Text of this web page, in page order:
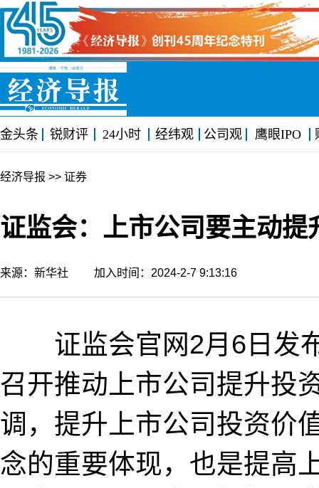
金头条 锐财评 24小时 经纬观 公司观 鹰眼IPO
经济导报 >> 证券
证监会：上市公司要主动提
来源：新华社 加入时间：2024-2-7 9:13:16
证监会官网2月6日发
召开推动上市公司提升投
调，提升上市公司投资价
念的重要体现，也是提高